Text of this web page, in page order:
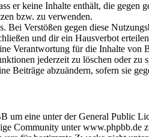
er keine Inhalte enthält, die gegen
bzw. zu verwenden.
Bei Verstößen gegen diese
und dir ein Hausverbot
Verantwortung für die Inhalte von
jederzeit zu löschen oder zu
Beiträge abzuändern, sofern sie
um eine unter der General Public
Community unter